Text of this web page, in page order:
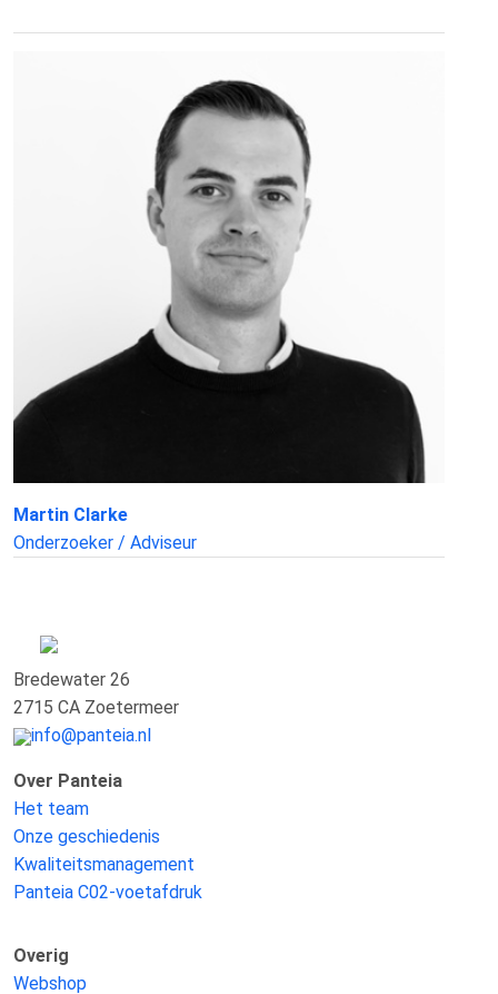
Martin Clarke
Onderzoeker / Adviseur
Bredewater 26
2715 CA Zoetermeer
info@panteia.nl
Over Panteia
Het team
Onze geschiedenis
Kwaliteitsmanagement
Panteia C02-voetafdruk
Overig
Webshop